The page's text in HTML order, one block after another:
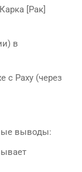
[Рак]
в
с Раху (через
выводы: